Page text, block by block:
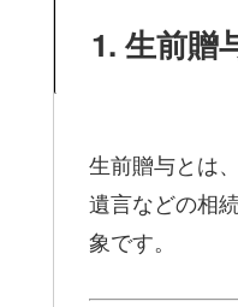
1. 生前贈
生前贈与とは
遺言などの相
象です。